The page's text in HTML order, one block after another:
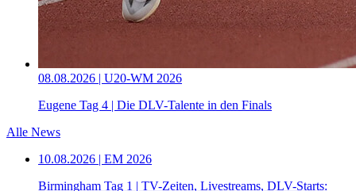
08.08.2026 | U20-WM 2026
Eugene Tag 4 | Die DLV-Talente in den Finals
Alle News
10.08.2026 | EM 2026
Birmingham Tag 1 | TV-Zeiten, Livestreams, DLV-Starts: